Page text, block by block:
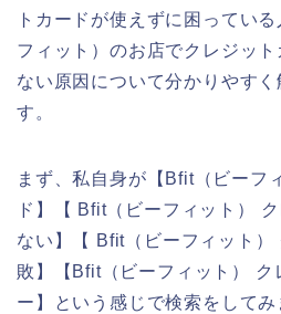
トカードが使えずに困ってい
フィット）のお店でクレジッ
ない原因について分かりやす
す。
まず、私自身が【Bfit（ビーフ
ド】【 Bfit（ビーフィット）
ない】【 Bfit（ビーフィット
敗】【Bfit（ビーフィット）
ー】という感じで検索をしてみ